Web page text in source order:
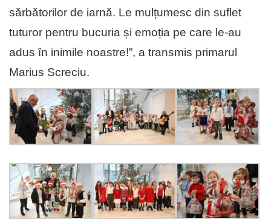
sărbătorilor de iarnă. Le mulțumesc din suflet
tuturor pentru bucuria și emoția pe care le-au
adus în inimile noastre!”, a transmis primarul
Marius Screciu.